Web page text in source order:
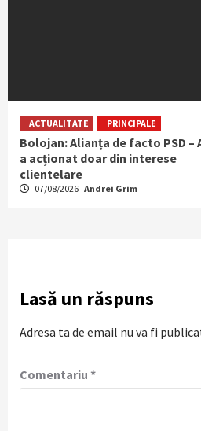
ACTUALITATE PRINCIPALE
Bolojan: Alianța de facto PSD –
a acționat doar din interese
clientelare
07/08/2026 Andrei Grim
Lasă un răspuns
Adresa ta de email nu va fi
Comentariu *